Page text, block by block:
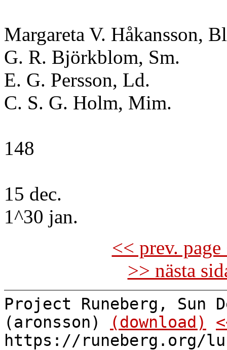
Margareta V. Håkansson,
G. R. Björkblom, Sm.
E. G. Persson, Ld.
C. S. G. Holm, Mim.
148
15 dec.
1^30 jan.
<< prev.
>> nästa
Project Runeberg, Sun
(aronsson)
(download)
https://runeberg.org/